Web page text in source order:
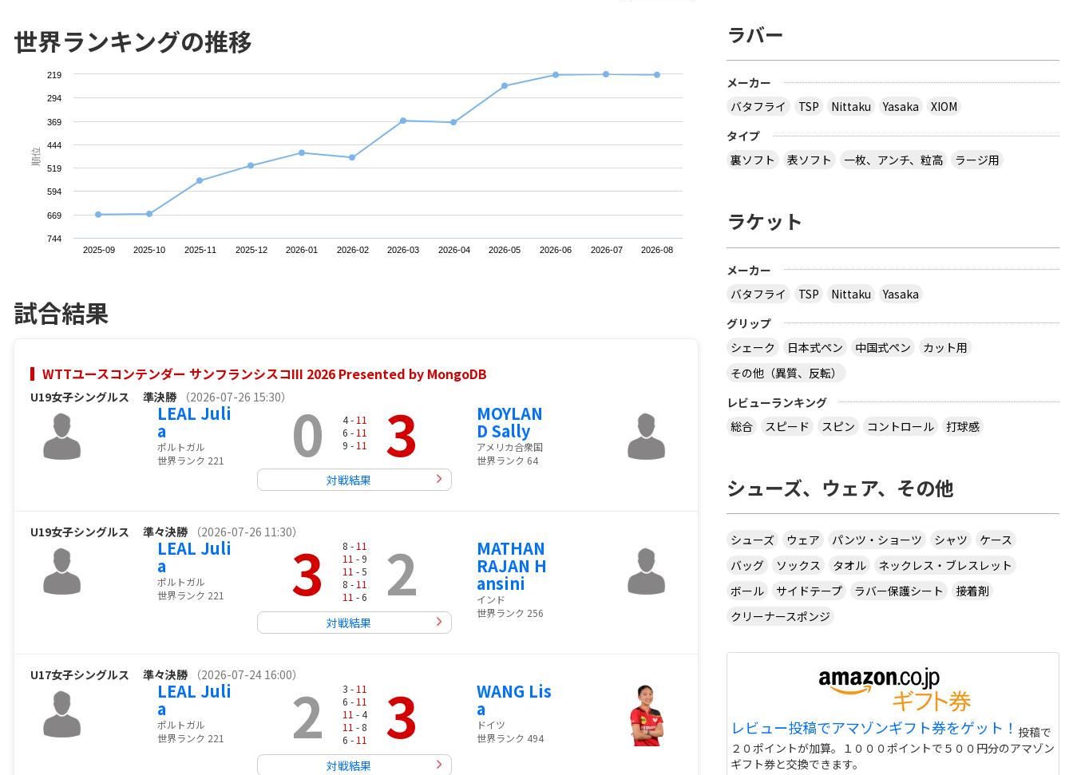
世界ランキングの推移
順位
2025-09 2025-10 2025-11 2025-12 2026-01 2026-02 2026-03 2026-04 2026-05 2026-06 2026-07 2026-08
219
294
369
444
519
594
669
744
試合結果
WTTユースコンテンダー サンフランシスコIII 2026 Presented by MongoDB
U19女子シングルス 準決勝 （2026-07-26 15:30）
LEAL Juli
a
ポルトガル
世界ランク 221
0 4 - 11
6 - 11
9 - 11 3
対戦結果
MOYLAN
D Sally
アメリカ合衆国
世界ランク 64
U19女子シングルス 準々決勝 （2026-07-26 11:30）
LEAL Juli
a
ポルトガル
世界ランク 221
3 8 - 11
11 - 9
11 - 5
8 - 11
11 - 6 2
対戦結果
MATHAN
RAJAN H
ansini
インド
世界ランク 256
U17女子シングルス 準々決勝 （2026-07-24 16:00）
LEAL Juli
a
ポルトガル
世界ランク 221
2 3 - 11
6 - 11
11 - 4
11 - 8
6 - 11 3
対戦結果
WANG Lis
a
ドイツ
世界ランク 494
ラバー
メーカー
バタフライ
TSP Nittaku Yasaka
XIOM
タイプ
裏ソフト
表ソフト 一枚、アンチ、粒高 ラージ用
ラケット
メーカー
バタフライ
TSP Nittaku
Yasaka
グリップ
シェーク
日本式ペン 中国式ペン
カット用
その他（異質、反転）
レビューランキング
総合
スピード スピン コントロール 打球感
シューズ、ウェア、その他
シューズ ウェア パンツ・ショーツ シャツ
ケース
バッグ
ソックス タオル
ネックレス・ブレスレット
ボール
サイドテープ ラバー保護シート
接着剤
クリーナースポンジ
レビュー投稿でアマゾンギフト券をゲット！ 投稿で
２０ポイントが加算。１０００ポイントで５００円分のアマゾン
ギフト券と交換できます。